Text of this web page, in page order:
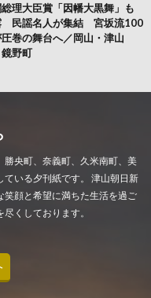
理大臣賞「因幡大黒舞」も
民謡名人が集結 宮坂流100
圧巻の舞台へ／岡山・津山
野町
勝央町、奈義町、久米南町、美
いる夕刊紙です。 津山朝日新
顔と希望に満ちた生活を過ご
くしております。